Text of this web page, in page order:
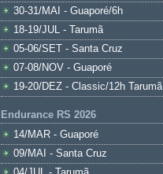
30-31/MAI - Guaporé/6h
18-19/JUL - Tarumã
05-06/SET - Santa Cruz
07-08/NOV - Guaporé
19-20/DEZ - Classic/12h Tarumã
Endurance RS 2026
14/MAR - Guaporé
09/MAI - Santa Cruz